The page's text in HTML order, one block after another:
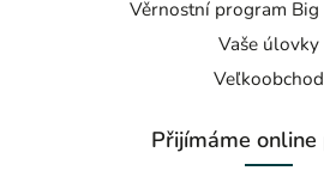
Věrnostní program Big
Vaše úlovky
Veľkoobchod
Přijímáme